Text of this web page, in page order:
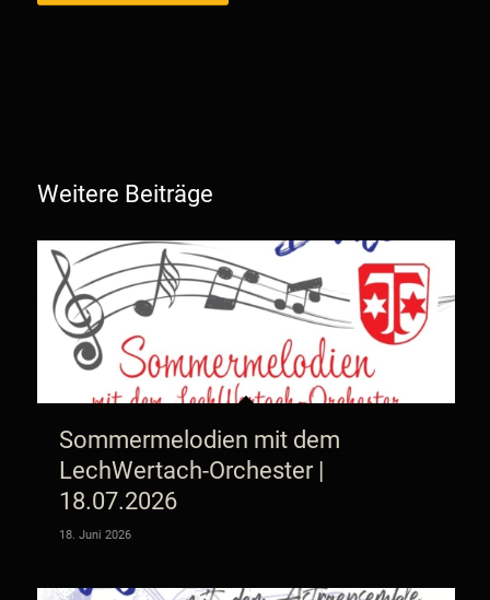
Weitere Beiträge
Sommermelodien mit dem
LechWertach-Orchester |
18.07.2026
18. Juni 2026